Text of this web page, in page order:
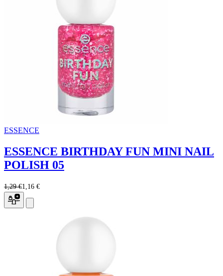
ESSENCE
ESSENCE BIRTHDAY FUN MINI NAIL
POLISH 05
1,29 €1,16 €